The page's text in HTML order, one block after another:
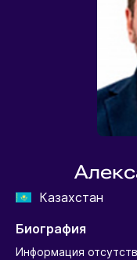
Казахстан
Биография
Информация